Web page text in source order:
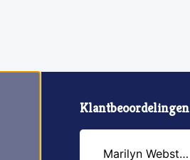
Klantbeoordelingen